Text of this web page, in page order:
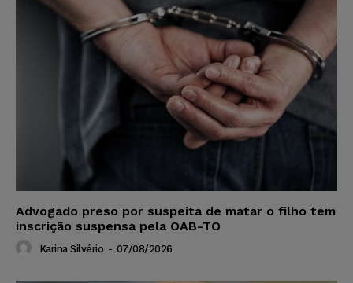
Advogado preso por suspeita de matar o filho tem
inscrição suspensa pela OAB-TO
Karina Silvério - 07/08/2026